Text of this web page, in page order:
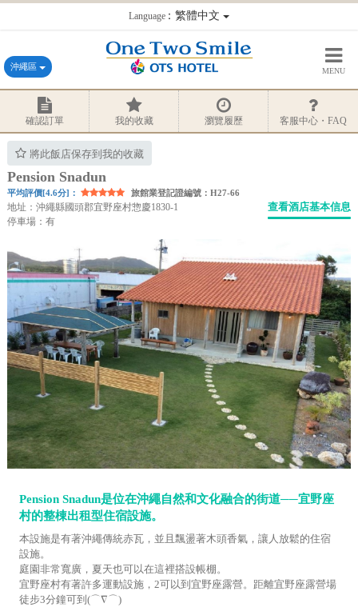
Language：繁體中文
沖繩區 MENU
確認訂單 我的收藏 瀏覽履歷 客服中心・FAQ
將此飯店保存到我的收藏
Pension Snadun
平均評價[4.6分]： 旅館業登記證編號：H27-66
地址：沖繩縣國頭郡宜野座村惣慶1830-1
停車場：有
查看酒店基本信息
Pension Snadun是位在沖繩自然和文化融合的街道──宜野座
村的整棟出租型住宿設施。
本設施是有著沖繩傳統赤瓦，並且飄盪著木頭香氣，讓人放鬆的住宿
設施。
庭園非常寬廣，夏天也可以在這裡搭設帳棚。
宜野座村有著許多運動設施，2可以到宜野座露營。距離宜野座露營場
徒步3分鐘可到(⌒∇⌒)